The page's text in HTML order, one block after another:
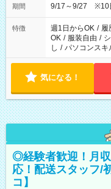
安全面に配慮しこ
期間 9/17～9/27
特徴 週1日からOK / 履
OK / 服装自由 /
し / パソコンスキ
気になる！
◎経験者歓迎！月
応！配送スタッフ/
コ】